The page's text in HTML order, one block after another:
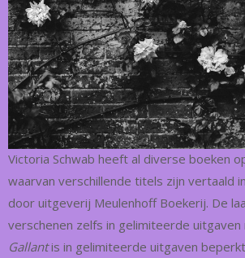
Victoria Schwab heeft al diverse boeken
waarvan verschillende titels zijn vertaald
door uitgeverij Meulenhoff Boekerij. De
verschenen zelfs in gelimiteerde uitgaven
Gallantis in gelimiteerde uitgaven